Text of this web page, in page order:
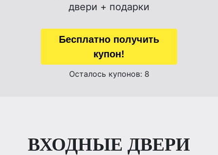
двери + подарки
Бесплатно получить
купон!
Осталось купонов: 8
ВХОДНЫЕ ДВЕРИ